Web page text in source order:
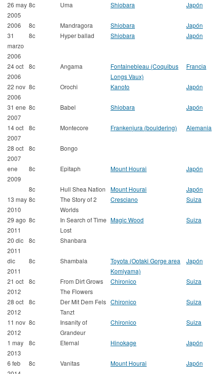
26 may
2005
8c Uma Shiobara Japón
2006 8c Mandragora Shiobara
Japón
31
marzo
2006
8c Hyper ballad Shiobara Japón
24 oct
2006
8c Angama
Fontainebleau (Coquibus
Longs Vaux)
Francia
22 nov
2006
8c Orochi Kanoto Japón
31 ene
2007
8c Babel Shiobara Japón
14 oct
2007
8c Montecore Frankenjura (bouldering) Alemania
28 oct
2007
8c Bongo
ene
2009
8c Epitaph Mount Hourai Japón
8c Hull Shea Nation Mount Hourai
Japón
13 may
2010
8c
The Story of 2
Worlds
Cresciano Suiza
29 ago
2011
8c
In Search of Time
Lost
Magic Wood Suiza
20 dic
2011
8c Shanbara
dic
2011
8c Shambala
Toyota (Ootaki Gorge area
Komiyama)
Japón
21 oct
2012
8c
From Dirt Grows
The Flowers
Chironico Suiza
28 oct
2012
8c
Der Mit Dem Fels
Tanzt
Chironico Suiza
11 nov
2012
8c
Insanity of
Grandeur
Chironico Suiza
1 may
2013
8c Eternal Hinokage Japón
6 feb
8c Vanitas Mount Hourai Japón